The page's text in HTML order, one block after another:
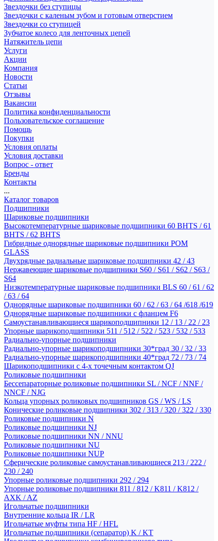
Звездочки без ступицы
Звездочки с каленым зубом и готовым отверстием
Звездочки со ступицей
Зубчатое колесо для ленточных цепей
Натяжитель цепи
Услуги
Акции
Компания
Новости
Статьи
Отзывы
Вакансии
Политика конфиденциальности
Пользовательское соглашение
Помощь
Покупки
Условия оплаты
Условия доставки
Вопрос - ответ
Бренды
Контакты
...
Каталог товаров
Подшипники
Шариковые подшипники
Высокотемпературные шариковые подшипники 60 BHTS / 61
BHTS / 62 BHTS
Гибридные однорядные шариковые подшипники POM
GLASS
Двухрядные радиальные шариковые подшипники 42 / 43
Нержавеющие шариковые подшипники S60 / S61 / S62 / S63 /
S64
Низкотемпературные шариковые подшипники BLS 60 / 61 / 62
/ 63 / 64
Однорядные шариковые подшипники 60 / 62 / 63 / 64 /618 /619
Однорядные шариковые подшипники с фланцем F6
Самоустанавливающиеся шарикоподшипники 12 / 13 / 22 / 23
Упорные шарикоподшипники 511 / 512 / 522 / 523 / 532 / 533
Радиально-упорные подшипники
Радиально-упорные шарикоподшипники 30*град 30 / 32 / 33
Радиально-упорные шарикоподшипники 40*град 72 / 73 / 74
Шарикоподшипники с 4-х точечным контактом QJ
Роликовые подшипники
Бессепараторные роликовые подшипники SL / NCF / NNF /
NNCF / NJG
Кольца упорных роликовых подшипников GS / WS / LS
Конические роликовые подшипники 302 / 313 / 320 / 322 / 330
Роликовые подшипники N
Роликовые подшипники NJ
Роликовые подшипники NN / NNU
Роликовые подшипники NU
Роликовые подшипники NUP
Сферические роликовые самоустанавливающиеся 213 / 222 /
230 / 240
Упорные роликовые подшипники 292 / 294
Упорные роликовые подшипники 811 / 812 / K811 / K812 /
AXK / AZ
Игольчатые подшипники
Внутренние кольца IR / LR
Игольчатые муфты типа HF / HFL
Игольчатые подшипники (сепаратор) K / KT